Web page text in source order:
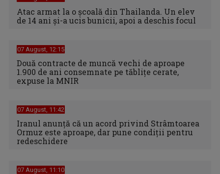
Atac armat la o școală din Thailanda. Un elev
de 14 ani și-a ucis bunicii, apoi a deschis focul
07 August, 12:15
Două contracte de muncă vechi de aproape
1.900 de ani consemnate pe tăblițe cerate,
expuse la MNIR
07 August, 11:42
Iranul anunță că un acord privind Strâmtoarea
Ormuz este aproape, dar pune condiții pentru
redeschidere
07 August, 11:10